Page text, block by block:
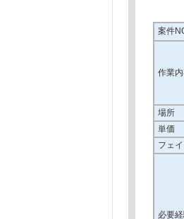
案件
作業
場所
単価
フェ
必要